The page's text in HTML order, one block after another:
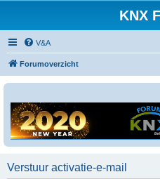
KNX
V&A
Forumoverzicht
Verstuur activatie-e-mail